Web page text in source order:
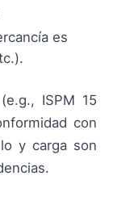
es
ISPM 15
con
y carga son